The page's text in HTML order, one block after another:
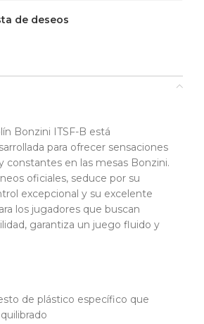
de deseos
Bonzini ITSF-B está
para ofrecer sensaciones
constantes en las mesas Bonzini.
oficiales, seduce por su
excepcional y su excelente
los jugadores que buscan
garantiza un juego fluido y
de plástico específico que